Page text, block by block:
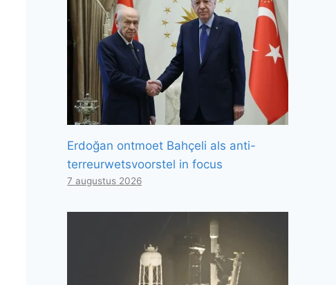
Erdoğan ontmoet Bahçeli als anti-
terreurwetsvoorstel in focus
7 augustus 2026